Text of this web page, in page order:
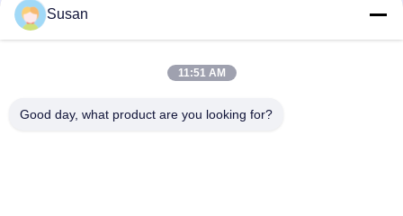
लेजरः बालों को हटाना, त्वचा का नवीनीकरण और टैटू हटाना
क्या लेजर कोलेजन को नष्ट करता है?
Susan
11:51 AM
Good day, what product are you looking for?